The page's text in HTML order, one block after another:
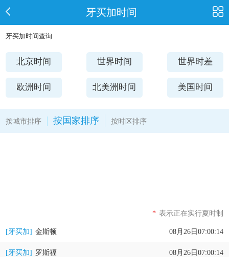
牙买加时间
牙买加时间查询
北京时间 世界时间 世界时差
欧洲时间 北美洲时间 美国时间
按城市排序 按国家排序 按时区排序
* 表示正在实行夏时制
[牙买加] 金斯顿 08月26日07:00:14
[牙买加] 罗斯福 08月26日07:00:14